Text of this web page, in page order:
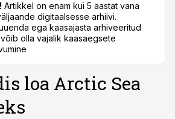
Artikkel on enam kui 5 aastat vana
digitaalsesse arhiivi.
ega kaasajasta arhiveeritud
olla vajalik kaasaegsete
loa Arctic Sea